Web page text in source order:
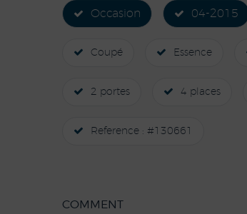
Occasion 04-2015
Coupé Essence
2 portes 4 places
Reference : #130661
COMMENT